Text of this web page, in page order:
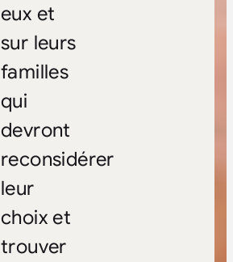
eux et
sur leurs
familles
qui
devront
reconsidérer
leur
choix et
trouver